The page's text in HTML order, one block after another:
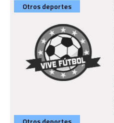
Otros deportes